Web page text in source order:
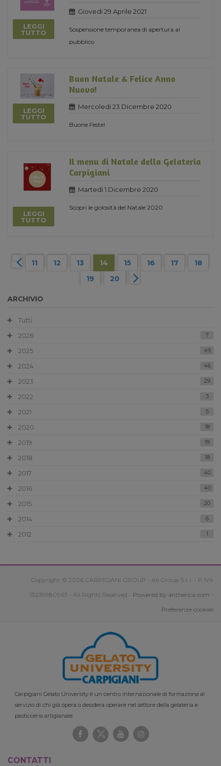
LEGGI
TUTTO
Giovedi 29 Aprile 2021
Sospensione temporanea di apertura al
pubblico
LEGGI
TUTTO
Buon Natale & Felice Anno
Nuovo!
Mercoledi 23 Dicembre 2020
Buone Feste!
LEGGI
TUTTO
Il menu di Natale della Gelateria
Carpigiani
Martedi 1 Dicembre 2020
Scopri le golosità del Natale 2020
11 12 13 14 15 16 17
18
19
20
ARCHIVIO
Tutti
2026
7
2025 49
2024 46
2023 29
2022 3
2021 5
2020 18
2019 19
2018 18
2017 40
2016 40
2015 20
2014 6
2012 1
Copyright © 2026 CARPIGIANI GROUP - Ali Group S.r.l. - P.IVA
13239980967 - All Rights Reserved - Powered by antherica.com -
Preferenze cookies
Carpigiani Gelato University è un centro internazionale di formazione al
servizio di chi già opera o desidera operare nel settore della gelateria e
pasticceria artigianale.
CONTATTI